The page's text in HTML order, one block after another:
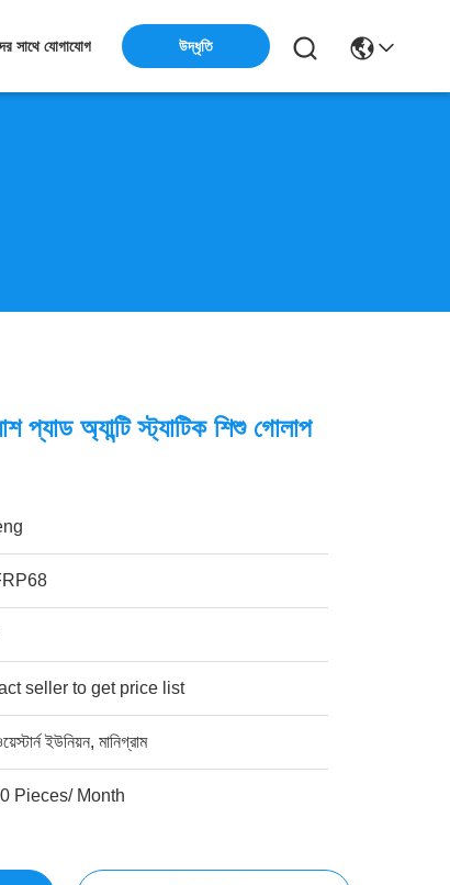
সাথে যোগাযোগ উদ্ধৃতি
প্যাড অ্যান্টি স্ট্যাটিক শিশু গোলাপ
seller to get price list
ইউনিয়ন, মানিগ্রাম
Pieces/ Month